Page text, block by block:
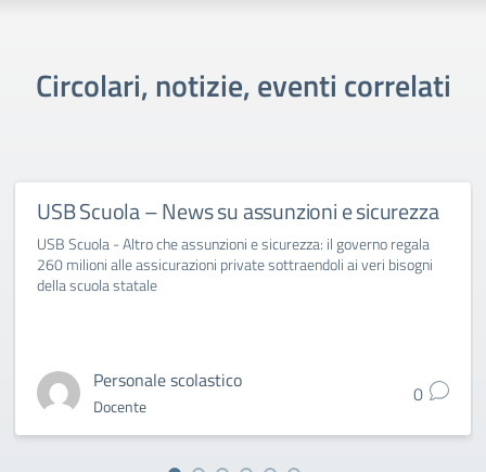
Circolari, notizie, eventi correlati
USB Scuola – News su assunzioni e sicurezza
USB Scuola - Altro che assunzioni e sicurezza: il governo regala
260 milioni alle assicurazioni private sottraendoli ai veri bisogni
della scuola statale
Personale scolastico
Docente 0